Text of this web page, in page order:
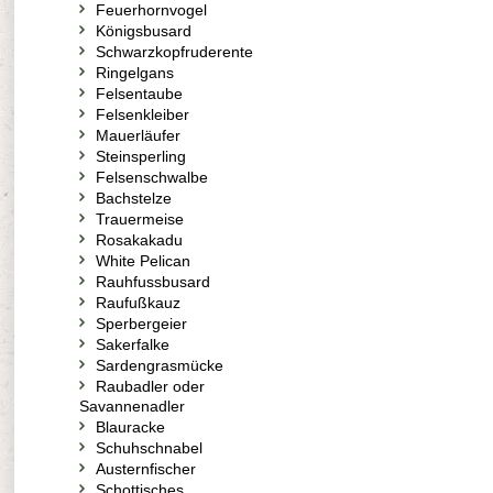
Feuerhornvogel
Königsbusard
Schwarzkopfruderente
Ringelgans
Felsentaube
Felsenkleiber
Mauerläufer
Steinsperling
Felsenschwalbe
Bachstelze
Trauermeise
Rosakakadu
White Pelican
Rauhfussbusard
Raufußkauz
Sperbergeier
Sakerfalke
Sardengrasmücke
Raubadler oder
Savannenadler
Blauracke
Schuhschnabel
Austernfischer